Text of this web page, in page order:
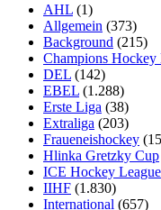
AHL (1)
Allgemein (373)
Background (215)
Champions Hockey
DEL (142)
EBEL (1.288)
Erste Liga (38)
Extraliga (203)
Fraueneishockey
Hlinka Gretzky Cup
ICE Hockey League
IIHF (1.830)
International (657)